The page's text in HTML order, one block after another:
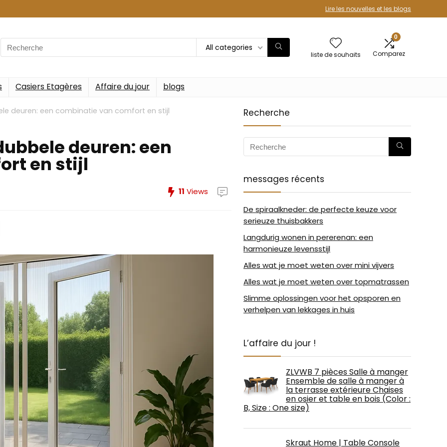
Lire les nouvelles et les blogs
Search
for:
All categories
liste de souhaits
0
Comparez
Casiers Etagères Affaire du jour blogs
deuren: een combinatie van comfort en stijl
deuren: een
en stijl
11 Views
Recherche
messages récents
De spiraalkneder: de perfecte keuze voor
serieuze thuisbakkers
Langdurig wonen in pererenan: een
harmonieuze levensstijl
Alles wat je moet weten over mini vijvers
Alles wat je moet weten over topmatrassen
Slimme oplossingen voor het opsporen en
verhelpen van lekkages in huis
L’affaire du jour !
ZLVWB 7 pièces Salle à manger
Ensemble de salle à manger à
la terrasse extérieure Chaises
en osier et table en bois (Color :
B, Size : One size)
Skraut Home | Table Console